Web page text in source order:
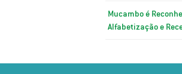
Mucambo é
Alfabetização e